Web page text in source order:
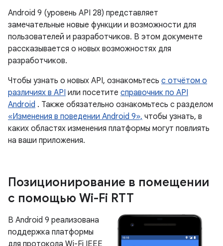
Android 9 (уровень API 28) представляет
замечательные новые функции и возможности для
пользователей и разработчиков. В этом документе
рассказывается о новых возможностях для
разработчиков.
Чтобы узнать о новых API, ознакомьтесь с отчётом о
различиях в API или посетите справочник по API
Android . Также обязательно ознакомьтесь с разделом
«Изменения в поведении Android 9», чтобы узнать, в
каких областях изменения платформы могут повлиять
на ваши приложения.
Позиционирование в помещении
с помощью Wi-Fi RTT
В Android 9 реализована
поддержка платформы
для протокола Wi-Fi IEEE